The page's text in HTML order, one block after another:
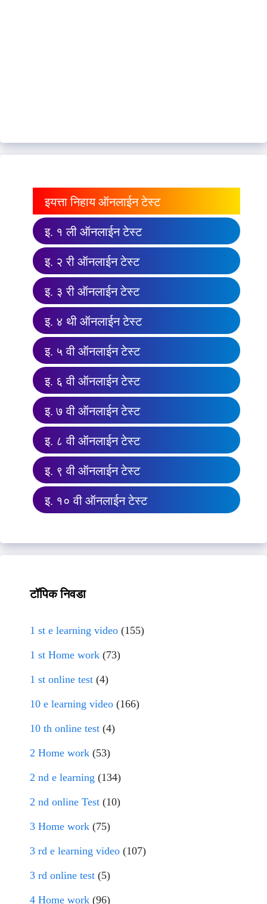
इयत्ता निहाय ऑनलाईन टेस्ट
इ. १ ली ऑनलाईन टेस्ट
इ. २ री ऑनलाईन टेस्ट
इ. ३ री ऑनलाईन टेस्ट
इ. ४ थी ऑनलाईन टेस्ट
इ. ५ वी ऑनलाईन टेस्ट
इ. ६ वी ऑनलाईन टेस्ट
इ. ७ वी ऑनलाईन टेस्ट
इ. ८ वी ऑनलाईन टेस्ट
इ. ९ वी ऑनलाईन टेस्ट
इ. १० वी ऑनलाईन टेस्ट
टॉपिक निवडा
1 st e learning video (155)
1 st Home work (73)
1 st online test (4)
10 e learning video (166)
10 th online test (4)
2 Home work (53)
2 nd e learning (134)
2 nd online Test (10)
3 Home work (75)
3 rd e learning video (107)
3 rd online test (5)
4 Home work (96)